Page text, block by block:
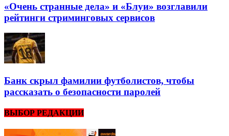
«Очень странные дела» и «Блуи» возглавили
рейтинги стриминговых сервисов
Банк скрыл фамилии футболистов, чтобы
рассказать о безопасности паролей
ВЫБОР РЕДАКЦИИ